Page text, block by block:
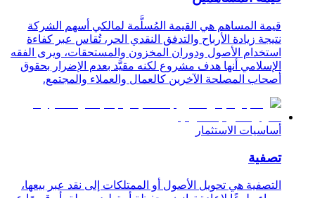
قيمة المساهم هي القيمة المُسلَّمة لمالكي أسهم الشركة
نتيجة زيادة الأرباح والتدفق النقدي الحر، تُقاس عبر كفاءة
استخدام الأصول ودوران المخزون والمستحقات، ويرى الفقه
الإسلامي أنها هدف مشروع لكنه مقيَّد بعدم الإضرار بحقوق
أصحاب المصلحة الآخرين كالعمال والعملاء والمجتمع.
أساسيات الاستثمار
تصفية
التصفية هي تحويل الأصول أو الممتلكات إلى نقد عبر بيعها،